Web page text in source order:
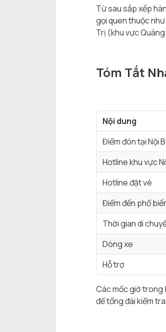
Từ sau sắp xếp
gọi quen thuộc
Trị (khu vực
Tóm Tắt
Nội dung
Điểm đón tại Nội
Hotline khu vực
Hotline đặt vé
Điểm đến phổ
Thời gian di
Dòng xe
Hỗ trợ
Các mốc giờ trong
để tổng đài kiểm